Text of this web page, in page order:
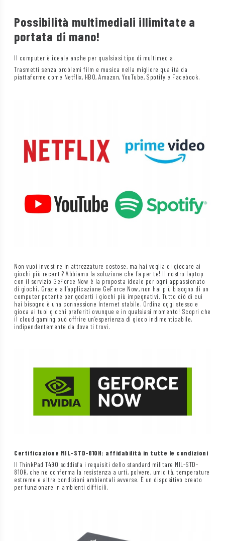
Possibilità multimediali illimitate a
portata di mano!
Il computer è ideale anche per qualsiasi tipo di multimedia.
Trasmetti senza problemi film e musica nella migliore qualità da
piattaforme come Netflix, HBO, Amazon, YouTube, Spotify e Facebook.
Non vuoi investire in attrezzature costose, ma hai voglia di giocare ai
giochi più recenti? Abbiamo la soluzione che fa per te! Il nostro laptop
con il servizio GeForce Now è la proposta ideale per ogni appassionato
di giochi. Grazie all’applicazione GeForce Now, non hai più bisogno di un
computer potente per goderti i giochi più impegnativi. Tutto ciò di cui
hai bisogno è una connessione Internet stabile. Ordina oggi stesso e
gioca ai tuoi giochi preferiti ovunque e in qualsiasi momento! Scopri che
il cloud gaming può offrire un’esperienza di gioco indimenticabile,
indipendentemente da dove ti trovi.
Certificazione MIL-STD-810H: affidabilità in tutte le condizioni
Il ThinkPad T490 soddisfa i requisiti dello standard militare MIL-STD-
810H, che ne conferma la resistenza a urti, polvere, umidità, temperature
estreme e altre condizioni ambientali avverse. È un dispositivo creato
per funzionare in ambienti difficili.